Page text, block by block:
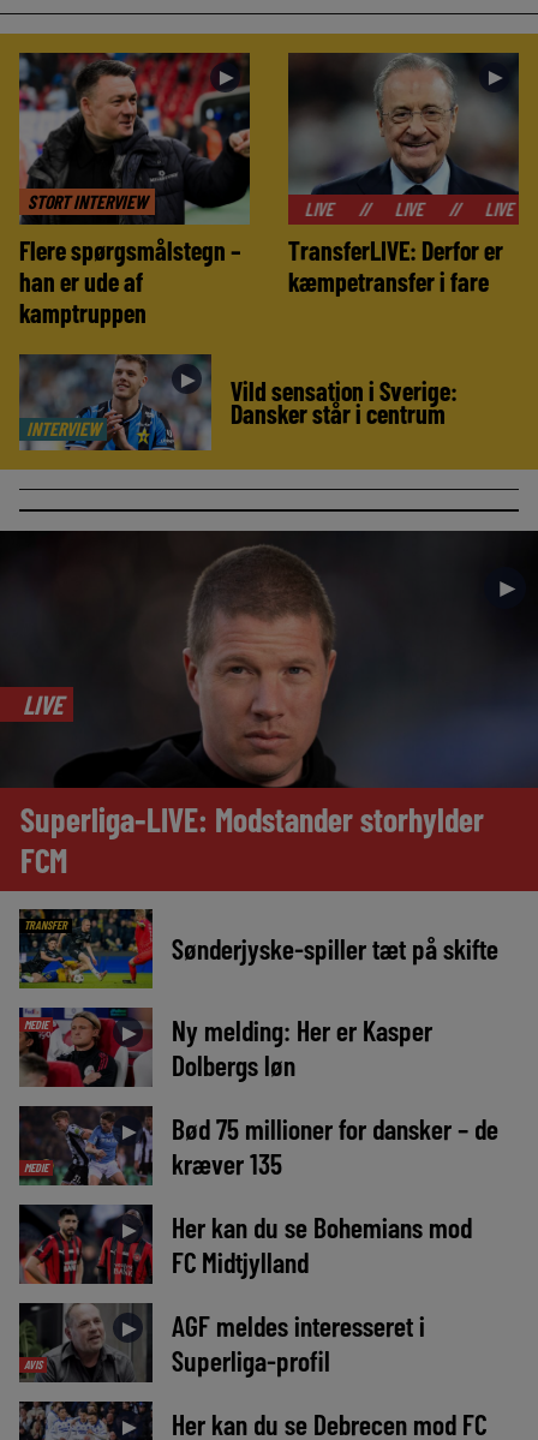
STORT INTERVIEW
►
Flere spørgsmålstegn –
han er ude af
kamptruppen
►
// LIVE // LIVE LIVE LIVE LIVE
TransferLIVE: Derfor er
kæmpetransfer i fare
INTERVIEW
► Vild sensation i Sverige:
Dansker står i centrum
►
LIVE
Superliga-LIVE: Modstander storhylder
FCM
TRANSFER
Sønderjyske-spiller tæt på skifte
MEDIE ►
Ny melding: Her er Kasper
Dolbergs løn
MEDIE
►
Bød 75 millioner for dansker – de
kræver 135
►
Her kan du se Bohemians mod
FC Midtjylland
AVIS
►
AGF meldes interesseret i
Superliga-profil
►
Her kan du se Debrecen mod FC